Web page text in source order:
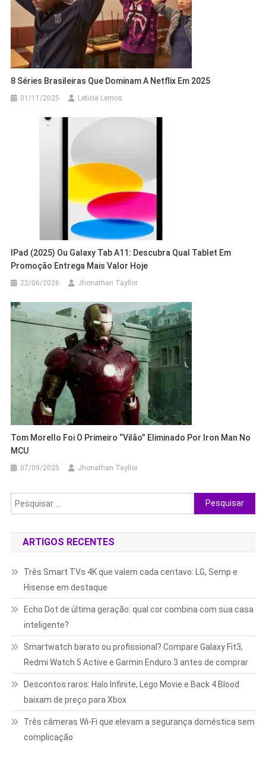
8 Séries Brasileiras Que Dominam A Netflix Em 2025
01/11/2025 Leticia Lemos
IPad (2025) Ou Galaxy Tab A11: Descubra Qual Tablet Em
Promoção Entrega Mais Valor Hoje
22/06/2026 Jhonathan Tayllor
Tom Morello Foi O Primeiro “vilão” Eliminado Por Iron Man No
MCU
07/09/2025 Jhonathan Tayllor
Pesquisar
por:
ARTIGOS RECENTES
Três Smart TVs 4K que valem cada centavo: LG, Semp e
Hisense em destaque
Echo Dot de última geração: qual cor combina com sua casa
inteligente?
Smartwatch barato ou profissional? Compare Galaxy Fit3,
Redmi Watch 5 Active e Garmin Enduro 3 antes de comprar
Descontos raros: Halo Infinite, Lego Movie e Back 4 Blood
baixam de preço para Xbox
Três câmeras Wi-Fi que elevam a segurança doméstica sem
complicação